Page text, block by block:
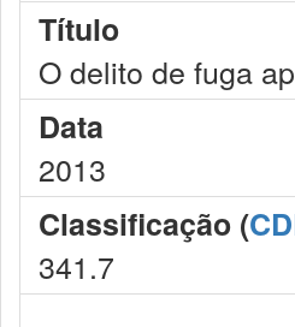
Título
O delito de fuga
Data
2013
Classificação (
341.7